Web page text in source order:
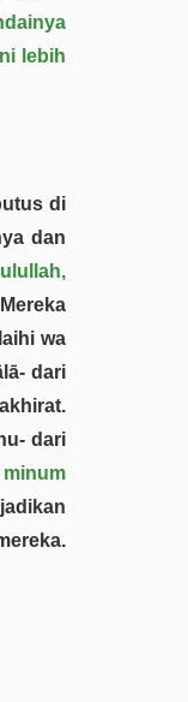
lebih
di
dan
Mereka
wa
dari
dari